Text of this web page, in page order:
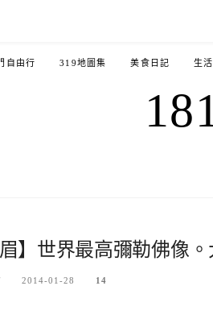
自由行 319地圖集 美食日記 生
眉】世界最高彌勒佛像
2014-01-28 14